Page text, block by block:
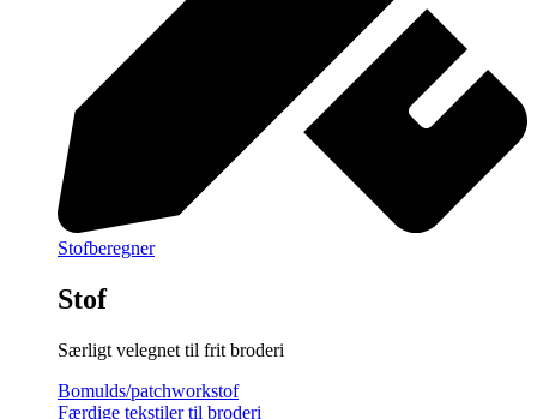
Stofberegner
Stof
Særligt velegnet til frit broderi
Bomulds/patchworkstof
Færdige tekstiler til broderi